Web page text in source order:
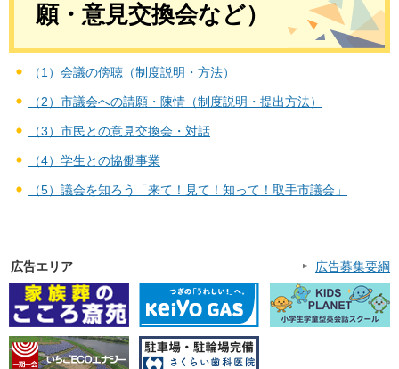
願・意見交換会など）
（1）会議の傍聴（制度説明・方法）
（2）市議会への請願・陳情（制度説明・提出方法）
（3）市民との意見交換会・対話
（4）学生との協働事業
（5）議会を知ろう「来て！見て！知って！取手市議会」
広告エリア 広告募集要綱